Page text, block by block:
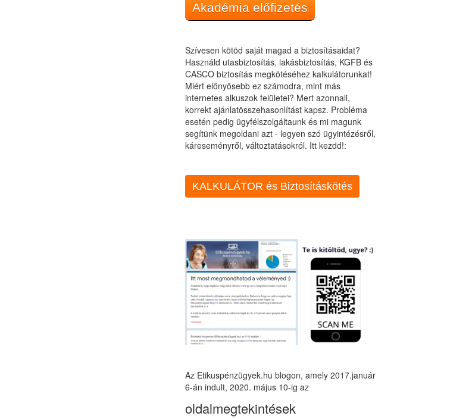
Akadémia előfizetés
Szívesen kötöd saját magad a biztosításaidat?
Használd utasbiztosítás, lakásbiztosítás, KGFB és
CASCO biztosítás megkötéséhez kalkulátorunkat!
Miért előnyösebb ez számodra, mint más
internetes alkuszok felületei? Mert azonnali,
korrekt ajánlatösszehasonlítást kapsz. Probléma
esetén pedig ügyfélszolgáltaunk és mi magunk
segítünk megoldani azt - legyen szó ügyintézésről,
káreseményről, változtatásokról. Itt kezdd!:
KALKULÁTOR és Biztosításkötés
Az Etikuspénzügyek.hu blogon, amely 2017.január
6-án indult, 2020. május 10-ig az
oldalmegtekintések